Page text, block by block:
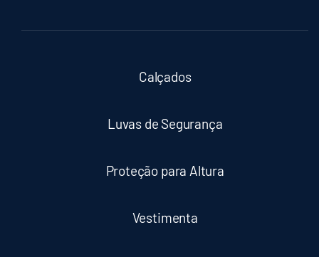
Calçados
Luvas de Segurança
Proteção para Altura
Vestimenta